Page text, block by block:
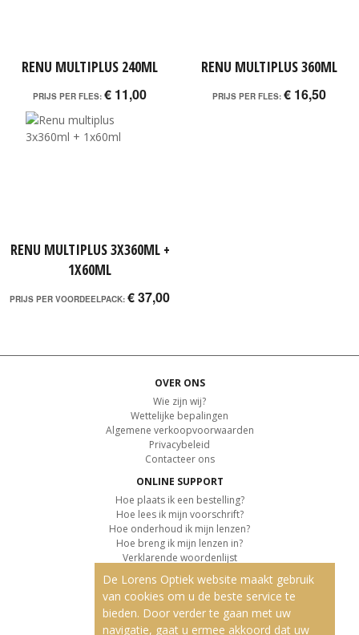
RENU MULTIPLUS 240ML
PRIJS PER FLES: € 11,00
RENU MULTIPLUS 360ML
PRIJS PER FLES: € 16,50
RENU MULTIPLUS 3X360ML +
1X60ML
PRIJS PER VOORDEELPACK: € 37,00
OVER ONS
Wie zijn wij?
Wettelijke bepalingen
Algemene verkoopvoorwaarden
Privacybeleid
Contacteer ons
ONLINE SUPPORT
Hoe plaats ik een bestelling?
Hoe lees ik mijn voorschrift?
Hoe onderhoud ik mijn lenzen?
Hoe breng ik mijn lenzen in?
Verklarende woordenlijst
KLANTENSERVICE
Informatie over de levering
Informatie over de betaling
Retourvoorwaarden
De Lorens Optiek website maakt gebruik
van cookies om u de beste service te
bieden. Door verder te gaan met uw
navigatie, gaat u ermee akkoord dat uw